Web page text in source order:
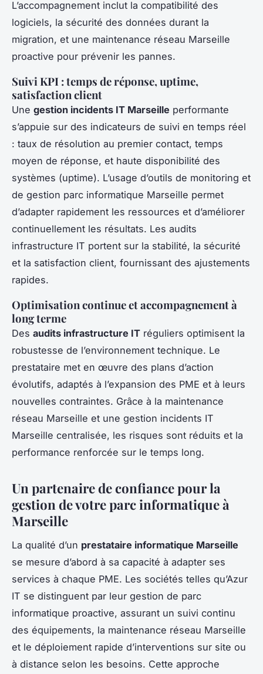
L’accompagnement inclut la compatibilité des
logiciels, la sécurité des données durant la
migration, et une maintenance réseau Marseille
proactive pour prévenir les pannes.
Suivi KPI : temps de réponse, uptime,
satisfaction client
Une gestion incidents IT Marseille performante
s’appuie sur des indicateurs de suivi en temps réel
: taux de résolution au premier contact, temps
moyen de réponse, et haute disponibilité des
systèmes (uptime). L’usage d’outils de monitoring et
de gestion parc informatique Marseille permet
d’adapter rapidement les ressources et d’améliorer
continuellement les résultats. Les audits
infrastructure IT portent sur la stabilité, la sécurité
et la satisfaction client, fournissant des ajustements
rapides.
Optimisation continue et accompagnement à
long terme
Des audits infrastructure IT réguliers optimisent la
robustesse de l’environnement technique. Le
prestataire met en œuvre des plans d’action
évolutifs, adaptés à l’expansion des PME et à leurs
nouvelles contraintes. Grâce à la maintenance
réseau Marseille et une gestion incidents IT
Marseille centralisée, les risques sont réduits et la
performance renforcée sur le temps long.
Un partenaire de confiance pour la
gestion de votre parc informatique à
Marseille
La qualité d’un prestataire informatique Marseille
se mesure d’abord à sa capacité à adapter ses
services à chaque PME. Les sociétés telles qu’Azur
IT se distinguent par leur gestion de parc
informatique proactive, assurant un suivi continu
des équipements, la maintenance réseau Marseille
et le déploiement rapide d’interventions sur site ou
à distance selon les besoins. Cette approche